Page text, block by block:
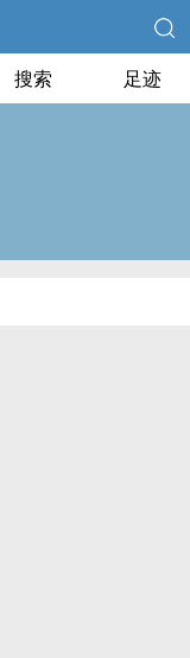
搜索 足迹